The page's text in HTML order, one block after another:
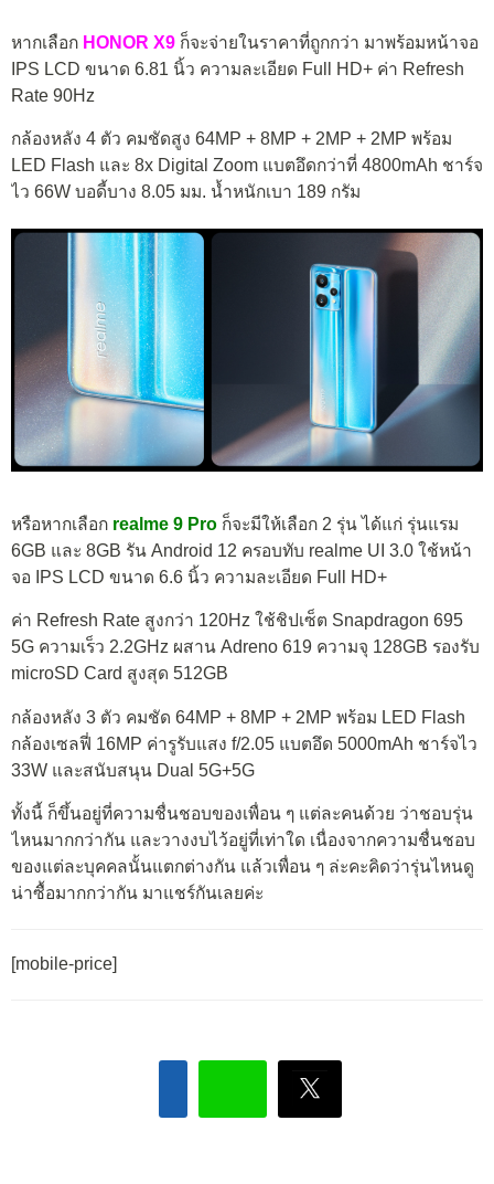
หากเลือก HONOR X9 ก็จะจ่ายในราคาที่ถูกกว่า มาพร้อมหน้าจอ
IPS LCD ขนาด 6.81 นิ้ว ความละเอียด Full HD+ ค่า Refresh
Rate 90Hz
กล้องหลัง 4 ตัว คมชัดสูง 64MP + 8MP + 2MP + 2MP พร้อม
LED Flash และ 8x Digital Zoom แบตอึดกว่าที่ 4800mAh ชาร์จ
ไว 66W บอดี้บาง 8.05 มม. น้ำหนักเบา 189 กรัม
หรือหากเลือก realme 9 Pro ก็จะมีให้เลือก 2 รุ่น ได้แก่ รุ่นแรม
6GB และ 8GB รัน Android 12 ครอบทับ realme UI 3.0 ใช้หน้า
จอ IPS LCD ขนาด 6.6 นิ้ว ความละเอียด Full HD+
ค่า Refresh Rate สูงกว่า 120Hz ใช้ชิปเซ็ต Snapdragon 695
5G ความเร็ว 2.2GHz ผสาน Adreno 619 ความจุ 128GB รองรับ
microSD Card สูงสุด 512GB
กล้องหลัง 3 ตัว คมชัด 64MP + 8MP + 2MP พร้อม LED Flash
กล้องเซลฟี่ 16MP ค่ารูรับแสง f/2.05 แบตอึด 5000mAh ชาร์จไว
33W และสนับสนุน Dual 5G+5G
ทั้งนี้ ก็ขึ้นอยู่ที่ความชื่นชอบของเพื่อน ๆ แต่ละคนด้วย ว่าชอบรุ่น
ไหนมากกว่ากัน และวางงบไว้อยู่ที่เท่าใด เนื่องจากความชื่นชอบ
ของแต่ละบุคคลนั้นแตกต่างกัน แล้วเพื่อน ๆ ล่ะคะคิดว่ารุ่นไหนดู
น่าซื้อมากกว่ากัน มาแชร์กันเลยค่ะ
[mobile-price]